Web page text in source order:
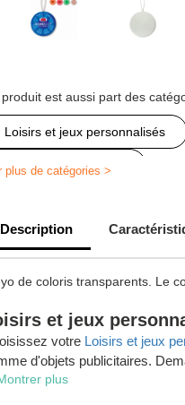
est aussi part des
Loisirs et jeux personnalisés
Jojo avec impression
plus de catégories >
Description
de coloris transparents. Le
et jeux
votre Loisirs et jeux
d'objets publicitaires.
de la livraison gratuite
plus